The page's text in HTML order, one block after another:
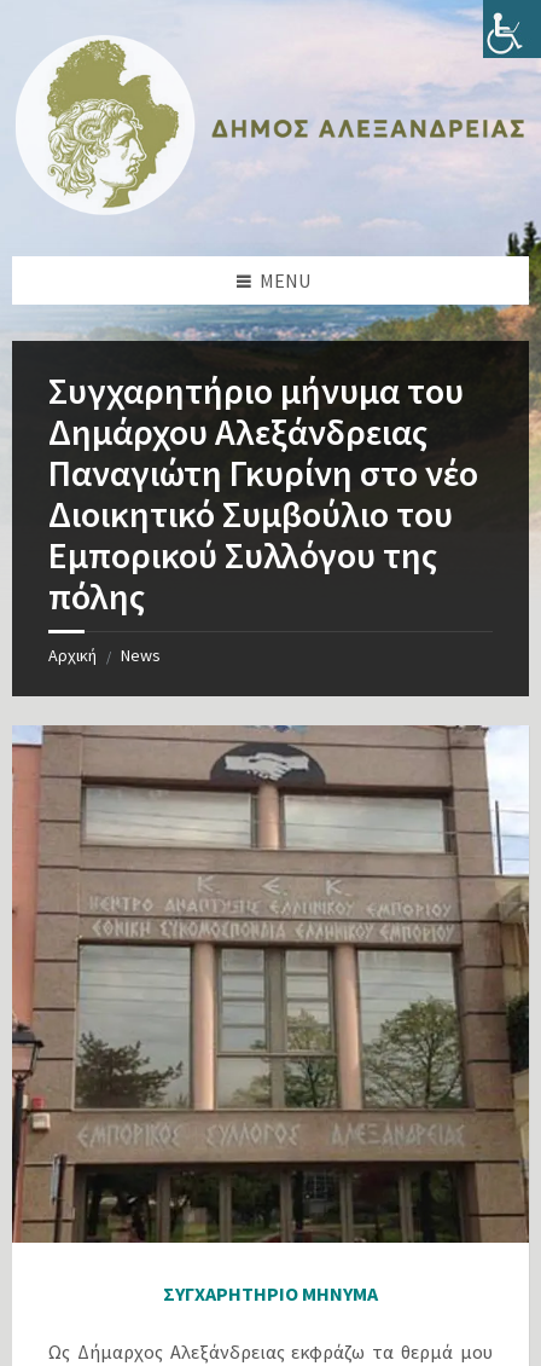
content
sidebar
sidebar
footer
MENU
Συγχαρητήριο μήνυμα του
Δημάρχου Αλεξάνδρειας
Παναγιώτη Γκυρίνη στο νέο
Διοικητικό Συμβούλιο του
Εμπορικού Συλλόγου της
πόλης
Αρχική / News
ΣΥΓΧΑΡΗΤΗΡΙΟ ΜΗΝΥΜΑ
Ως Δήμαρχος Αλεξάνδρειας εκφράζω τα θερμά μου